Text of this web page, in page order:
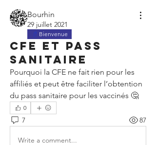
Bourhin
29 juillet 2021
Bienvenue
CFE et pass
sanitaire
Pourquoi la CFE ne fait rien pour les
affiliés et peut être faciliter l’obtention
du pass sanitaire pour les vaccinés 🤔
0
7 87
Write a comment...